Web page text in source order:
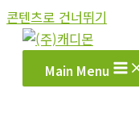
콘텐츠로 건너뛰기
Main Menu